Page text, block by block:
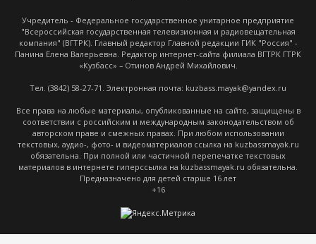
Учредитель - Федеральное государственное унитарное предприятие
"Всероссийская государственная телевизионная и радиовещательная
компания" (ВГТРК). Главный редактор Главной редакции ГИК "Россия" -
Панина Елена Валерьевна. Редактор интернет-сайта филиала ВГТРК ГТРК
«Кузбасс» – Отинов Андрей Михайлович.
Тел. (3842) 58-27-71. Электронная почта: kuzbass.mayak@yandex.ru
Все права на любые материалы, опубликованные на сайте, защищены в
соответствии с российским и международным законодательством об
авторском праве и смежных правах. При любом использовании
текстовых, аудио-, фото- и видеоматериалов ссылка на kuzbassmayak.ru
обязательна. При полной или частичной перепечатке текстовых
материалов в интернете гиперссылка на kuzbassmayak.ru обязательна.
Предназначено для детей старше 16 лет
+16